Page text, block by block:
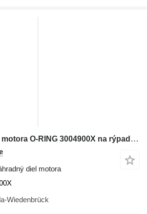
Iný náhradný diel motora O-RING 3004900X na rýpadla Komatsu
diel motora
Wiedenbrück